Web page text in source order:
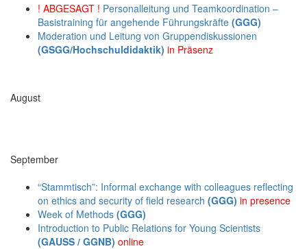
! ABGESAGT ! Personalleitung und Teamkoordination –
Basistraining für angehende Führungskräfte (GGG)
Moderation und Leitung von Gruppendiskussionen
(GSGG/Hochschuldidaktik) in Präsenz
August
September
“Stammtisch”: Informal exchange with colleagues reflecting
on ethics and security of field research (GGG) in presence
Week of Methods (GGG)
Introduction to Public Relations for Young Scientists
(GAUSS / GGNB) online